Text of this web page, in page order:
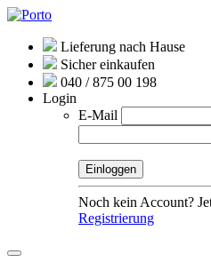
Lieferung nach Hause
Sicher einkaufen
040 / 875 00 198
Login
E-Mail
Noch kein Account?
Registrierung